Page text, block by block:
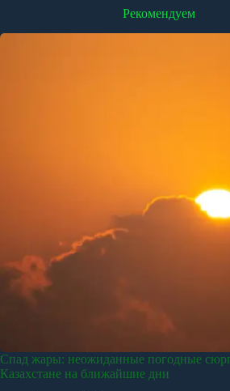
Рекомендуем
Спад жары: неожиданные погодные
Казахстане на ближайшие дни